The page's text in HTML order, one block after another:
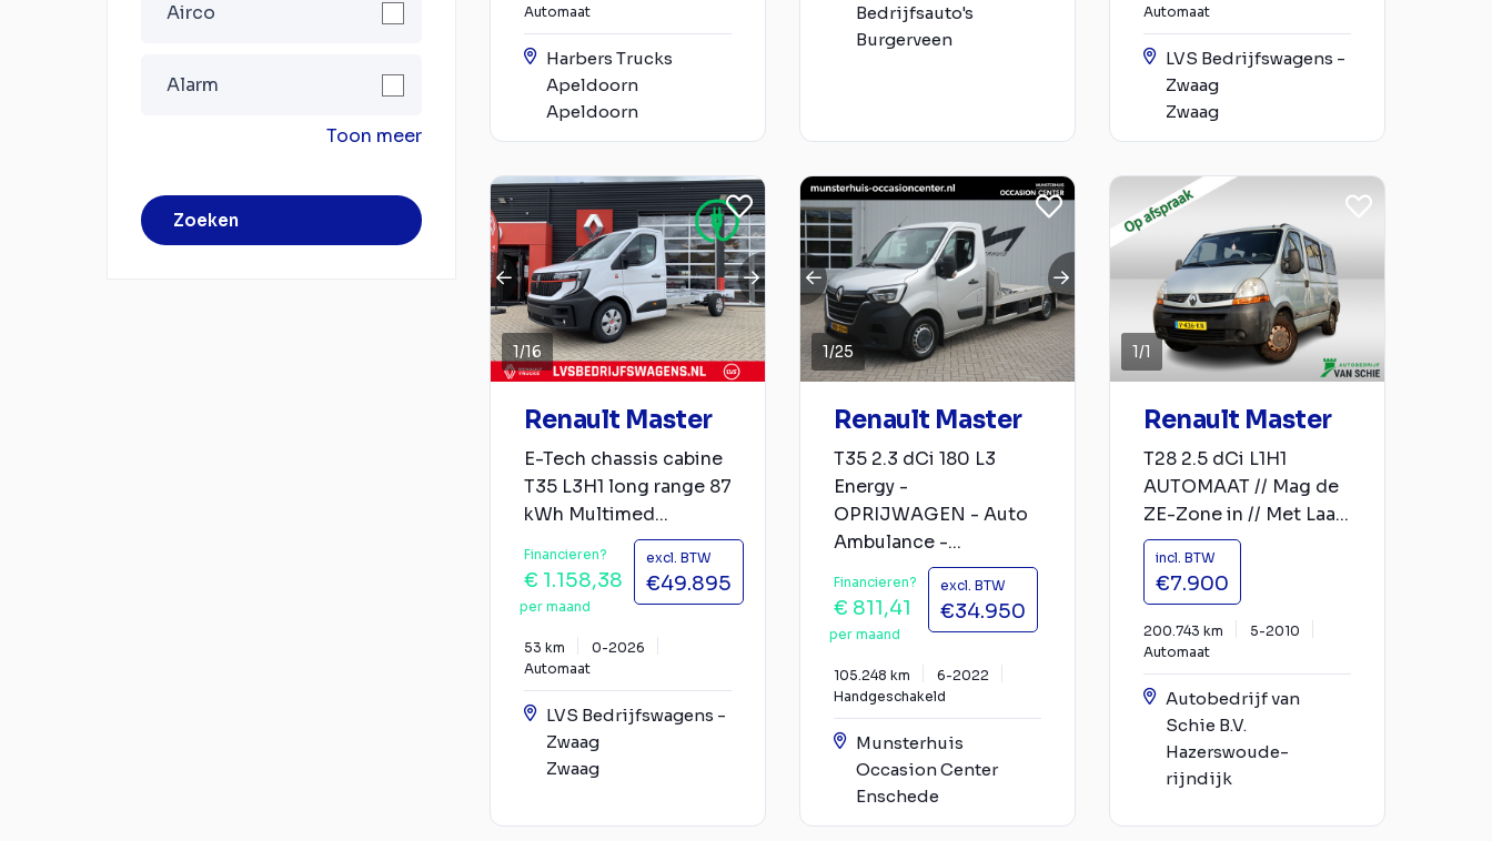
Airco
Alarm
Toon meer
Zoeken
Automaat
Harbers Trucks
Apeldoorn
Apeldoorn
Bedrijfsauto's
Burgerveen
Automaat
LVS Bedrijfswagens -
Zwaag
Zwaag
1/16
Renault Master
E-Tech chassis cabine
T35 L3H1 long range 87
kWh Multimed...
Financieren?
€ 1.158,38
per maand
excl. BTW
€49.895
53 km
0-2026
Automaat
LVS Bedrijfswagens -
Zwaag
Zwaag
1/25
Renault Master
T35 2.3 dCi 180 L3
Energy -
OPRIJWAGEN - Auto
Ambulance -...
Financieren?
€ 811,41
per maand
excl. BTW
€34.950
105.248 km
6-2022
Handgeschakeld
Munsterhuis
Occasion Center
Enschede
1/1
Renault Master
T28 2.5 dCi L1H1
AUTOMAAT // Mag de
ZE-Zone in // Met Laa...
incl. BTW
€7.900
200.743 km
5-2010
Automaat
Autobedrijf van
Schie B.V.
Hazerswoude-
rijndijk